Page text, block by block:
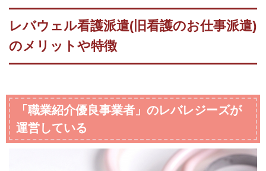
実は大手人材派遣会社にも登録していたのですが、
求人数では大手の方がレバウェル看護派遣より多か
ったものの、ママさん看護師が働きやすい条件が備
ットの評判って嘘じゃなかったと登録してみて実感
することができましたね。
もし今の職場では子育て無理～と思っている方は、
一度レバウェル看護派遣に相談してみては如何でし
レバウェル看護派遣(旧看護のお仕事派遣)
のメリットや特徴
「職業紹介優良事業者」のレバレジーズが
運営している